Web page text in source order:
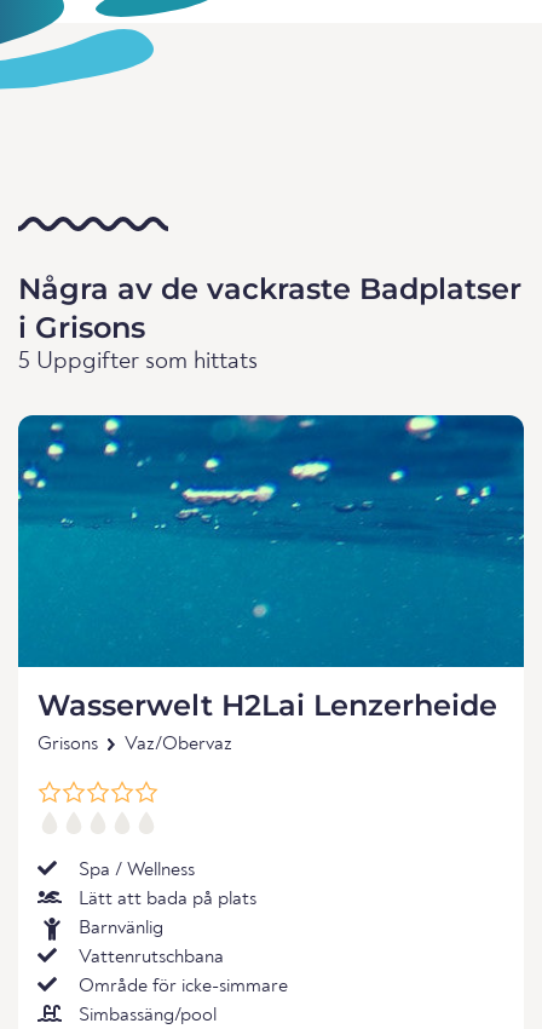
Några av de vackraste Badplatser
i Grisons
5 Uppgifter som hittats
Wasserwelt H2Lai Lenzerheide
Grisons Vaz/Obervaz
Spa / Wellness
Lätt att bada på plats
Barnvänlig
Vattenrutschbana
Område för icke-simmare
Simbassäng/pool